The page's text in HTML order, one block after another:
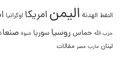
النفط الهدنة اليمنامريكا اوكرانيا
حزب الله حماس روسيا سوريا شبوة
لبنان مارب مصر مقالات